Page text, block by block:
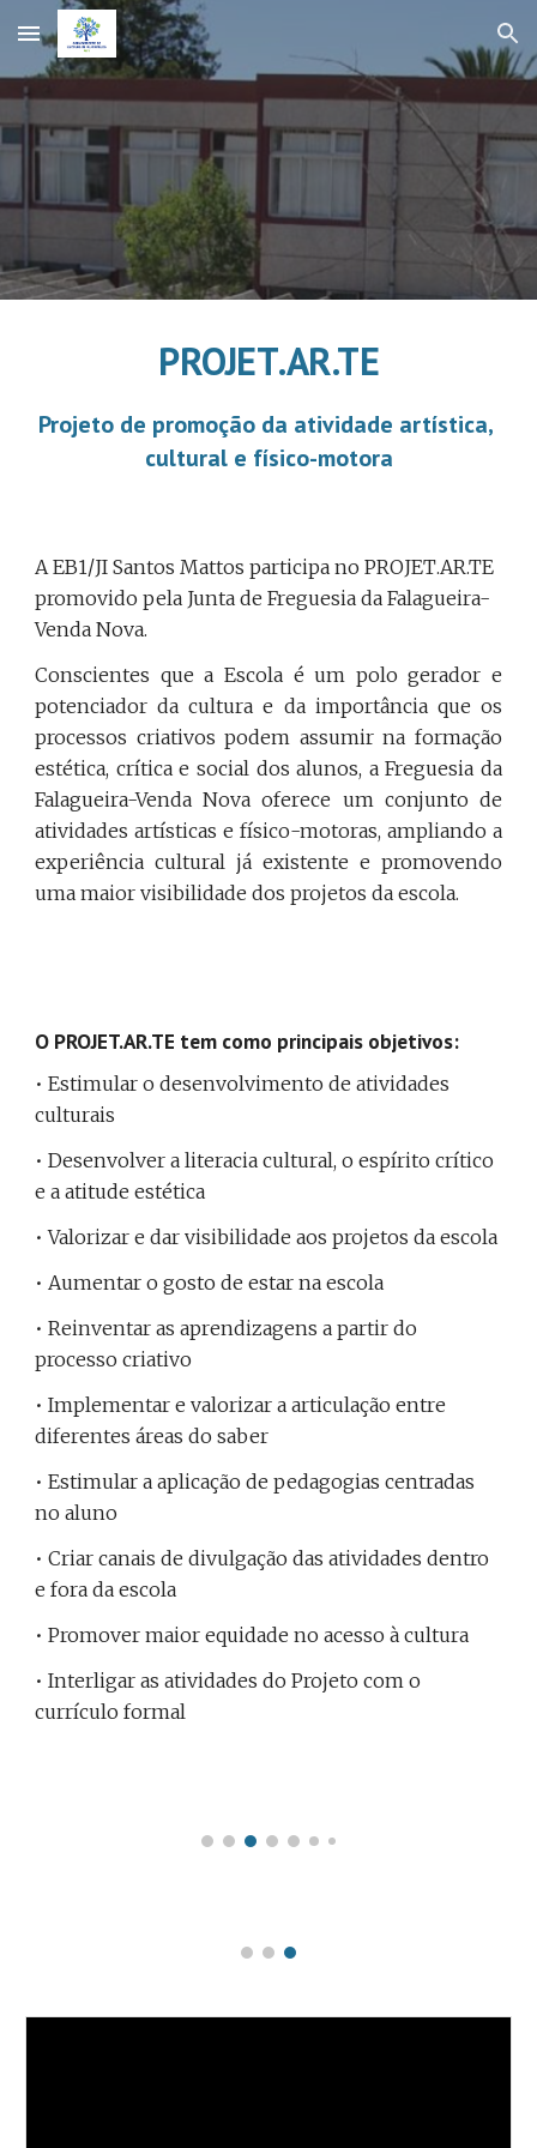
Skip to main content Skip to navigation
PROJET.AR.TE
Projeto de promoção da atividade artística,
cultural e físico-motora
A EB1/JI Santos Mattos participa no PROJET.AR.TE
promovido pela Junta de Freguesia da Falagueira-
Venda Nova.
Conscientes que a Escola é um polo gerador e
potenciador da cultura e da importância que os
processos criativos podem assumir na formação
estética, crítica e social dos alunos, a Freguesia da
Falagueira-Venda Nova oferece um conjunto de
atividades artísticas e físico-motoras, ampliando a
experiência cultural já existente e promovendo
uma maior visibilidade dos projetos da escola.
O PROJET.AR.TE tem como principais objetivos:
• Estimular o desenvolvimento de atividades
culturais
• Desenvolver a literacia cultural, o espírito crítico
e a atitude estética
• Valorizar e dar visibilidade aos projetos da escola
• Aumentar o gosto de estar na escola
• Reinventar as aprendizagens a partir do
processo criativo
• Implementar e valorizar a articulação entre
diferentes áreas do saber
• Estimular a aplicação de pedagogias centradas
no aluno
• Criar canais de divulgação das atividades dentro
e fora da escola
• Promover maior equidade no acesso à cultura
• Interligar as atividades do Projeto com o
currículo formal